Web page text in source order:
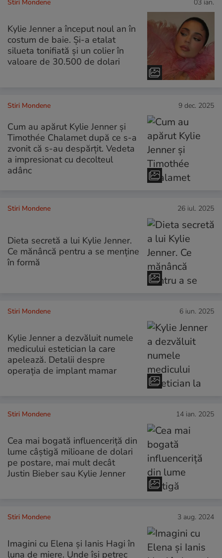
Stiri Mondene 03 ian.
Kylie Jenner a început noul an în
costum de baie. Și-a etalat
silueta tonifiată și un colier în
valoare de 30.500 de dolari
Stiri Mondene 9 dec. 2025
Cum au apărut Kylie Jenner și
Timothée Chalamet după ce s-a
zvonit că s-au despărțit. Vedeta
a impresionat cu decolteul
adânc
Stiri Mondene 26 iul. 2025
Dieta secretă a lui Kylie Jenner.
Ce mănâncă pentru a se menține
în formă
Stiri Mondene 6 iun. 2025
Kylie Jenner a dezvăluit numele
medicului estetician la care
apelează. Detalii despre
operația de implant mamar
Stiri Mondene 14 ian. 2025
Cea mai bogată influenceriță din
lume câștigă milioane de dolari
pe postare, mai mult decât
Justin Bieber sau Kylie Jenner
Stiri Mondene 3 aug. 2024
Imagini cu Elena și Ianis Hagi în
luna de miere. Unde își petrec